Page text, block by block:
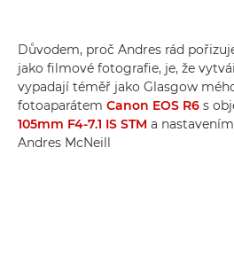
Důvodem, proč Andres rád
jako filmové fotografie, je, že
vypadají téměř jako Glasgow
fotoaparátem Canon EOS R6 s
105mm F4-7.1 IS STM a nastavením
Andres McNeill